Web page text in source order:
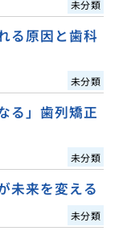
未分類
る原因と歯科
未分類
る」歯列矯正
未分類
未来を変える
未分類